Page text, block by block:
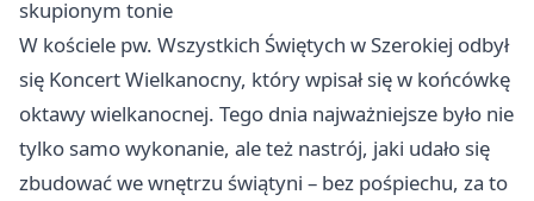
skupionym tonie
W kościele pw. Wszystkich Świętych w Szerokiej odbył
się Koncert Wielkanocny, który wpisał się w końcówkę
oktawy wielkanocnej. Tego dnia najważniejsze było nie
tylko samo wykonanie, ale też nastrój, jaki udało się
zbudować we wnętrzu świątyni – bez pośpiechu, za to